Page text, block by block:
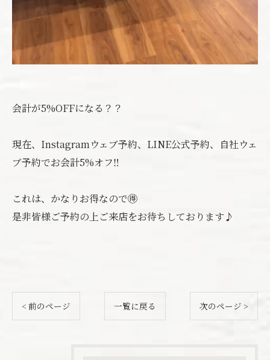
会計が5%OFFになる？？
現在、Instagramウェブ予約、LINE公式予約、自社ウェ
ブ予約でお会計5%オフ‼️
これは、かなりお得なので🉐
是非皆様ご予約の上ご来店をお待ちしております♪
< 前のページ 一覧に戻る 次のページ >